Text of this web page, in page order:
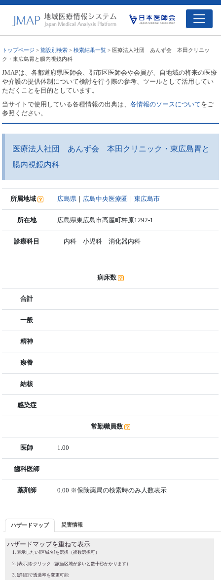
トップページ >施設別検索 >検索結果一覧 > 医療法人社団 あんず会 本田クリニッ
ク・東広島胃と腸内視鏡内科
JMAPは、各都道府県医師会、郡市区医師会や会員が、自地域の将来の医療
や介護の提供体制について検討を行う際の参考、ツールとして活用してい
ただくことを目的としています。
当サイトで使用している各種情報の出典は、各情報のソースについてをご
参照ください。
医療法人社団 あんず会 本田クリニック・東広島胃と
腸内視鏡内科
所属地域 広島県 ｜ 広島中央医療圏 ｜東広島市
所在地 広島県東広島市高屋町杵原1292-1
診療科目 内科 小児科 消化器内科
病床数
合計
一般
精神
療養
結核
感染症
常勤職員数
医師 1.00
歯科医師
薬剤師 0.00 ※保険薬局の検索時のみ人数表示
ハザードマップ 災害情報
ハザードマップを重ねて表示
表示したい[区域名]を選択（複数選択可）
[表示]をクリック（該当区域が多いと数十秒かかります）
[詳細]で透過率を変更可能